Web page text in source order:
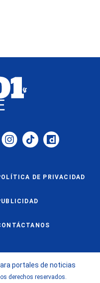
DE PRIVACIDAD
portales de noticias
derechos reservados.